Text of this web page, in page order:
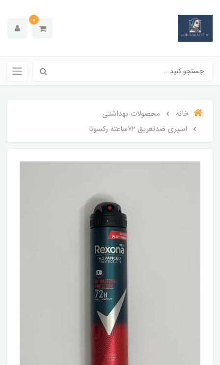
0
خانه
محصولات بهداشتي
اسپری ضدتعریق ۷۲ساعته رکسونا